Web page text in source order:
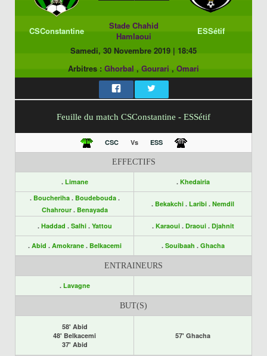
CSConstantine
Stade Chahid
Hamlaoui
ESSétif
Samedi, 30 Novembre 2019 | 18:45
Arbitres : Ghorbal , Gourari , Omari
Feuille du match CSConstantine - ESSétif
CSC Vs ESS
EFFECTIFS
. Limane . Khedairia
. Boucheriha . Boudebouda .
Chahrour . Benayada
. Bekakchi . Laribi . Nemdil
. Haddad . Salhi . Yattou . Karaoui. Draoui. Djahnit
. Abid . Amokrane . Belkacemi . Souibaah . Ghacha
ENTRAINEURS
. Lavagne
BUT(S)
58' Abid
48' Belkacemi
37' Abid
57' Ghacha